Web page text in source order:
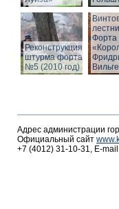
Реконструкция
штурма форта
№5 (2010 год)
Адрес администрации
Официальный сайт
+7 (4012) 31-10-31, E-